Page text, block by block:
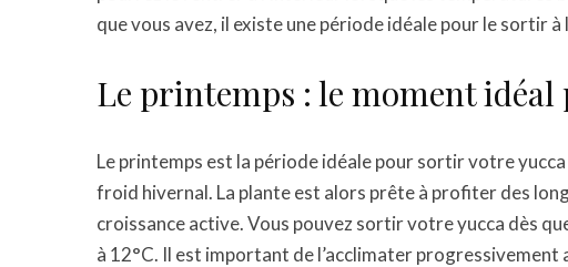
que vous avez, il existe une période idéale pour le sortir à
Le printemps : le moment
Le printemps est la période idéale pour sortir votre
froid hivernal. La plante est alors prête à profiter des
croissance active. Vous pouvez sortir votre yucca dès
à 12°C. Il est important de l’acclimater progressivement